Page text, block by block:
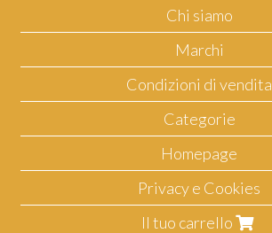
Chi siamo
Marchi
Condizioni di vendita
Categorie
Homepage
Privacy e Cookies
Il tuo carrello